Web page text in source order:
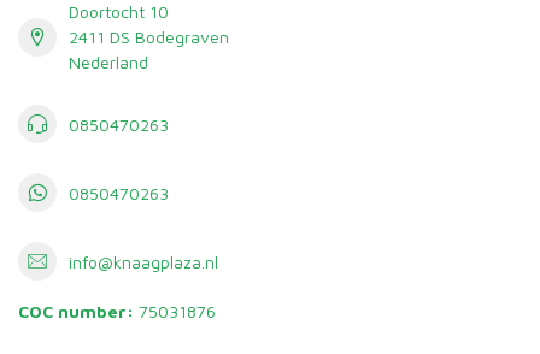
Doortocht 10
2411 DS Bodegraven
Nederland
0850470263
0850470263
info@knaagplaza.nl
COC number: 75031876